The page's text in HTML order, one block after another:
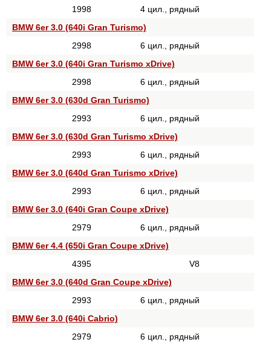
1998
4 цил., рядный
BMW 6er 3.0 (640i Gran Turismo)
2998
6 цил., рядный
BMW 6er 3.0 (640i Gran Turismo xDrive)
2998
6 цил., рядный
BMW 6er 3.0 (630d Gran Turismo)
2993
6 цил., рядный
BMW 6er 3.0 (630d Gran Turismo xDrive)
2993
6 цил., рядный
BMW 6er 3.0 (640d Gran Turismo xDrive)
2993
6 цил., рядный
BMW 6er 3.0 (640i Gran Coupe xDrive)
2979
6 цил., рядный
BMW 6er 4.4 (650i Gran Coupe xDrive)
4395
V8
BMW 6er 3.0 (640d Gran Coupe xDrive)
2993
6 цил., рядный
BMW 6er 3.0 (640i Cabrio)
2979
6 цил., рядный